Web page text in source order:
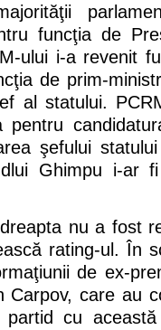
funcţia de
ului i-a revenit
de prim-
al statului.
şefului
Ghimpu i-ar
nu a fost
rating-ul. În
de ex-
Carpov, care au
cu